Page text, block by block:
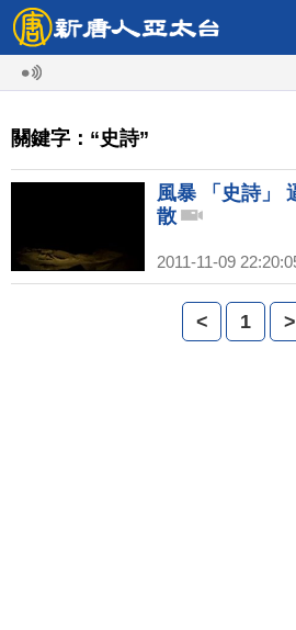
關鍵字：“史詩”
風暴 「史詩」
散
2011-11-09
< 1 >